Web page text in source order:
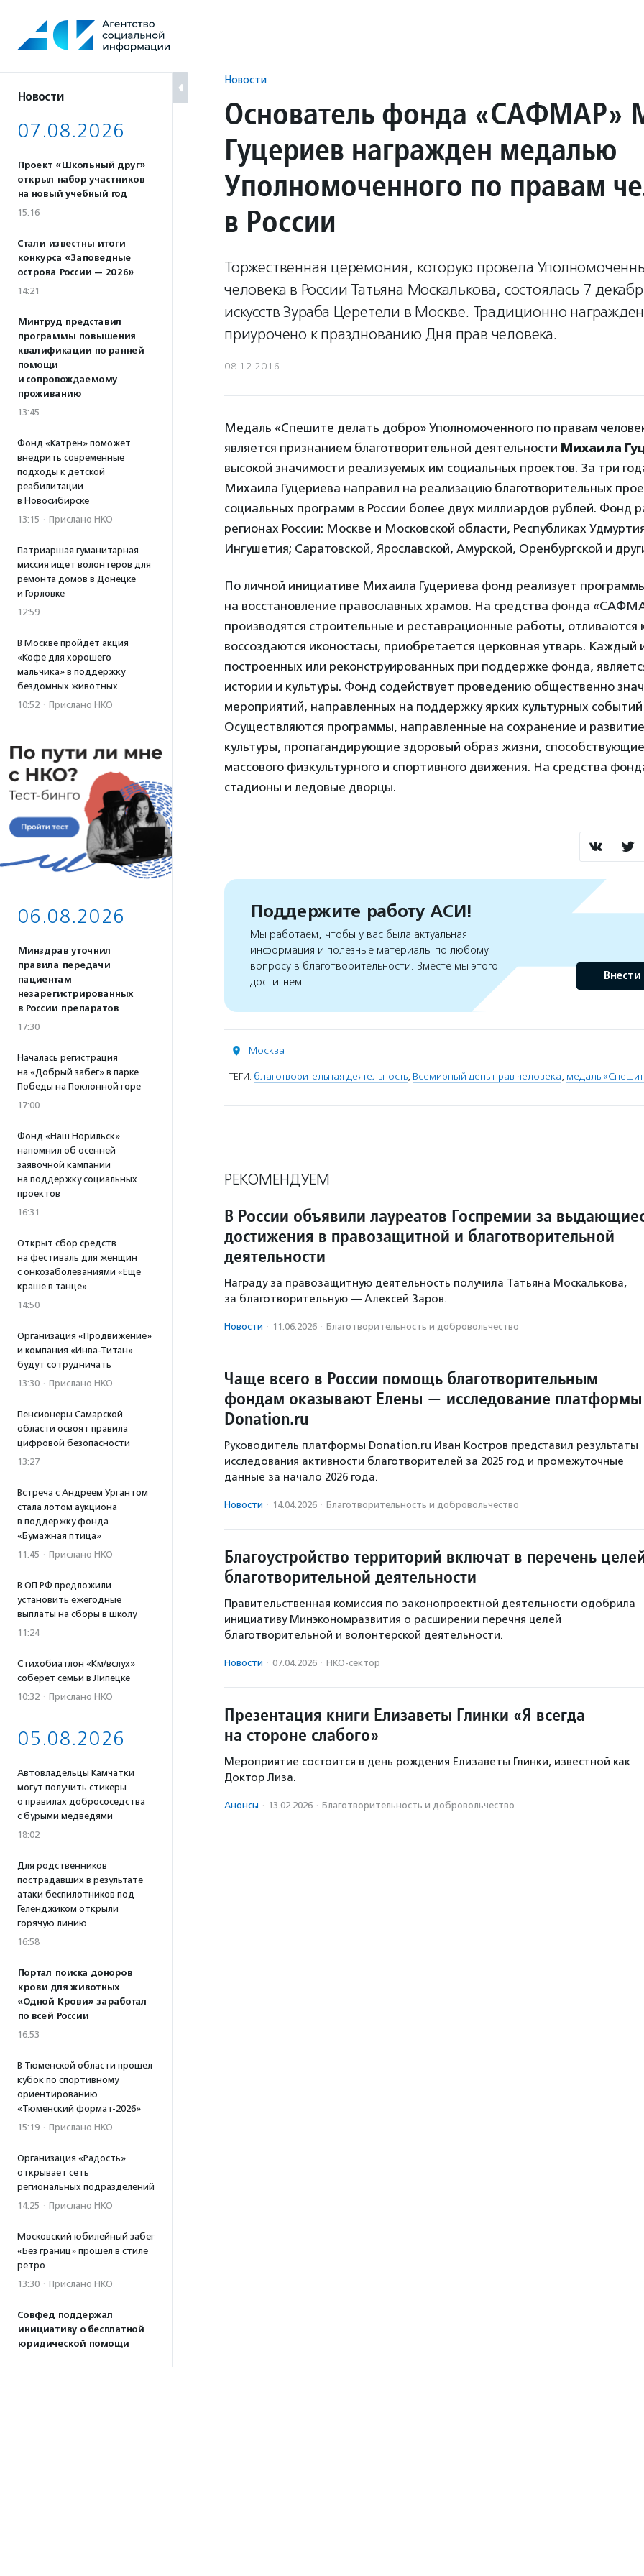
содержанию
Новости
07.08.2026
Проект «Школьный друг»
открыл набор участников
на новый учебный год
15:16
Стали известны итоги
конкурса «Заповедные
острова России — 2026»
14:21
Минтруд представил
программы повышения
квалификации по ранней
помощи
и сопровождаемому
проживанию
13:45
Фонд «Катрен» поможет
внедрить современные
подходы к детской
реабилитации
в Новосибирске
13:15 · Прислано НКО
Патриаршая гуманитарная
миссия ищет волонтеров для
ремонта домов в Донецке
и Горловке
12:59
В Москве пройдет акция
«Кофе для хорошего
мальчика» в поддержку
бездомных животных
10:52 · Прислано НКО
06.08.2026
Минздрав уточнил
правила передачи
пациентам
незарегистрированных
в России препаратов
17:30
Началась регистрация
на «Добрый забег» в парке
Победы на Поклонной горе
17:00
Фонд «Наш Норильск»
напомнил об осенней
заявочной кампании
на поддержку социальных
проектов
16:31
Открыт сбор средств
на фестиваль для женщин
с онкозаболеваниями «Еще
краше в танце»
14:50
Организация «Продвижение»
и компания «Инва-Титан»
будут сотрудничать
13:30 · Прислано НКО
Пенсионеры Самарской
области освоят правила
цифровой безопасности
13:27
Встреча с Андреем Ургантом
стала лотом аукциона
в поддержку фонда
«Бумажная птица»
11:45 · Прислано НКО
В ОП РФ предложили
установить ежегодные
выплаты на сборы в школу
11:24
Стихобиатлон «Км/вслух»
соберет семьи в Липецке
10:32 · Прислано НКО
05.08.2026
Автовладельцы Камчатки
могут получить стикеры
о правилах добрососедства
с бурыми медведями
18:02
Для родственников
пострадавших в результате
атаки беспилотников под
Геленджиком открыли
горячую линию
16:58
Портал поиска доноров
крови для животных
«Одной Крови» заработал
по всей России
16:53
В Тюменской области прошел
кубок по спортивному
ориентированию
«Тюменский формат-2026»
15:19 · Прислано НКО
Организация «Радость»
открывает сеть
региональных подразделений
14:25 · Прислано НКО
Московский юбилейный забег
«Без границ» прошел в стиле
ретро
13:30 · Прислано НКО
Совфед поддержал
инициативу о бесплатной
юридической помощи
Новости
Основатель фонда «САФМАР»
Гуцериев награжден медалью
Уполномоченного по правам
в России
Торжественная церемония, которую провела
человека в России Татьяна Москалькова, состоялась 7
искусств Зураба Церетели в Москве. Традиционно
приурочено к празднованию Дня прав человека.
08.12.2016
Медаль «Спешите делать добро» Уполномоченного по правам
является признанием благотворительной деятельности Михаила
высокой значимости реализуемых им социальных проектов. За три
Михаила Гуцериева направил на реализацию благотворительных
социальных программ в России более двух миллиардов рублей. Фонд
регионах России: Москве и Московской области, Республиках
Ингушетия; Саратовской, Ярославской, Амурской, Оренбургской и
По личной инициативе Михаила Гуцериева фонд реализует
на восстановление православных храмов. На средства фонда
производятся строительные и реставрационные работы, отливаются
воссоздаются иконостасы, приобретается церковная утварь. Каждый
построенных или реконструированных при поддержке фонда,
истории и культуры. Фонд содействует проведению общественно
мероприятий, направленных на поддержку ярких культурных событий
Осуществляются программы, направленные на сохранение и
культуры, пропагандирующие здоровый образ жизни,
массового физкультурного и спортивного движения. На средства
стадионы и ледовые дворцы.
Поддержите работу АСИ!
Мы работаем, чтобы у вас была актуальная
информация и полезные материалы по любому
вопросу в благотворительности. Вместе мы этого
достигнем
Внести
Москва
ТЕГИ: благотворительная деятельность, Всемирный день прав человека, медаль
РЕКОМЕНДУЕМ
В России объявили лауреатов Госпремии за
достижения в правозащитной и благотворительной
деятельности
Награду за правозащитную деятельность получила Татьяна Москалькова,
за благотворительную — Алексей Заров.
Новости · 11.06.2026 · Благотвори­тель­ность и доброволь­чест­во
Чаще всего в России помощь благотворительным
фондам оказывают Елены — исследование платформы
Donation.ru
Руководитель платформы Donation.ru Иван Костров представил результаты
исследования активности благотворителей за 2025 год и промежуточные
данные за начало 2026 года.
Новости · 14.04.2026 · Благотвори­тель­ность и доброволь­чест­во
Благоустройство территорий включат в перечень
благотворительной деятельности
Правительственная комиссия по законопроектной деятельности одобрила
инициативу Минэкономразвития о расширении перечня целей
благотворительной и волонтерской деятельности.
Новости · 07.04.2026 · НКО-сектор
Презентация книги Елизаветы Глинки «Я всегда
на стороне слабого»
Мероприятие состоится в день рождения Елизаветы Глинки, известной как
Доктор Лиза.
Анонсы · 13.02.2026 · Благотвори­тель­ность и доброволь­чест­во